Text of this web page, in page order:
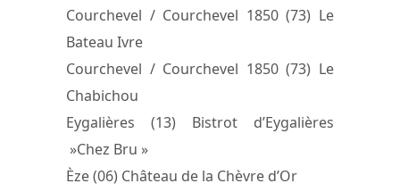
Courchevel / Courchevel 1850 (73) Le
Bateau Ivre
Courchevel / Courchevel 1850 (73) Le
Chabichou
Eygalières (13) Bistrot d’Eygalières
»Chez Bru »
Èze (06) Château de la Chèvre d’Or